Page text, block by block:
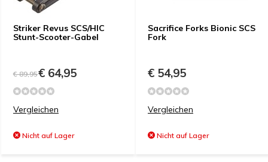
Striker Revus SCS/HIC
Stunt-Scooter-Gabel
€ 89,95€ 64,95
Vergleichen
Nicht auf Lager
Sacrifice Forks Bionic SCS
Fork
€ 54,95
Vergleichen
Nicht auf Lager